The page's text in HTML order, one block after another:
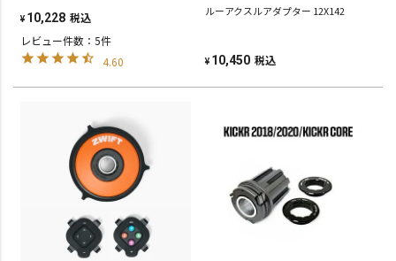
¥ 10,228 税込
レビュー件数：5件
4.60
ルーアクスルアダプター 12X142
¥ 10,450 税込